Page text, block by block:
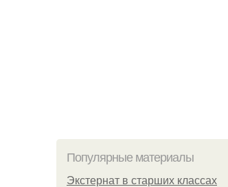
Популярные материалы
Экстернат в старших классах